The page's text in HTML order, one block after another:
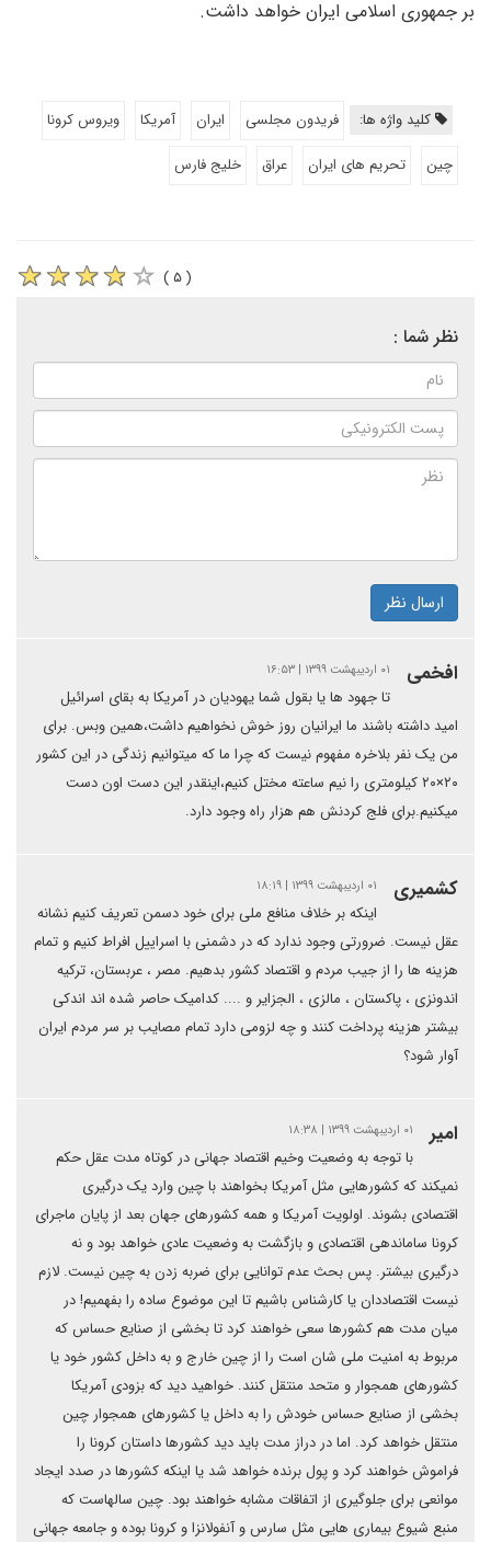
بر جمهوری اسلامی ایران خواهد داشت.
کلید واژه ها: فریدون مجلسی ایران آمریکا
ویروس کرونا
چین
تحریم های ایران عراق خلیج فارس
( ۵ )
نظر شما :
ارسال نظر
افخمی ۰۱ اردیبهشت ۱۳۹۹ | ۱۶:۵۳
تا جهود ها یا بقول شما یهودیان در آمریکا به بقای اسرائیل
امید داشته باشند ما ایرانیان روز خوش نخواهیم داشت،همین وبس. برای
من یک نفر بلاخره مفهوم نیست که چرا ما که میتوانیم زندگی در این کشور
۲۰×۲۰ کیلومتری را نیم ساعته مختل کنیم،اینقدر این دست اون دست
میکنیم.برای فلج کردنش هم هزار راه وجود دارد.
کشمیری ۰۱ اردیبهشت ۱۳۹۹ | ۱۸:۱۹
اینکه بر خلاف منافع ملی برای خود دسمن تعریف کنیم نشانه
عقل نیست. ضرورتی وجود ندارد که در دشمنی با اسراییل افراط کنیم و تمام
هزینه ها را از جیب مردم و اقتصاد کشور بدهیم. مصر ، عربستان، ترکیه
اندونزی ، پاکستان ، مالزی ، الجزایر و .... کدامیک حاصر شده اند اندکی
بیشتر هزینه پرداخت کنند و چه لزومی دارد تمام مصایب بر سر مردم ایران
آوار شود؟
امیر ۰۱ اردیبهشت ۱۳۹۹ | ۱۸:۳۸
با توجه به وضعیت وخیم اقتصاد جهانی در کوتاه مدت عقل حکم
نمیکند که کشورهایی مثل آمریکا بخواهند با چین وارد یک درگیری
اقتصادی بشوند. اولویت آمریکا و همه کشورهای جهان بعد از پایان ماجرای
کرونا ساماندهی اقتصادی و بازگشت به وضعیت عادی خواهد بود و نه
درگیری بیشتر. پس بحث عدم توانایی برای ضربه زدن به چین نیست. لازم
نیست اقتصاددان یا کارشناس باشیم تا این موضوع ساده را بفهمیم! در
میان مدت هم کشورها سعی خواهند کرد تا بخشی از صنایع حساس که
مربوط به امنیت ملی شان است را از چین خارج و به داخل کشور خود یا
کشورهای همجوار و متحد منتقل کنند. خواهید دید که بزودی آمریکا
بخشی از صنایع حساس خودش را به داخل یا کشورهای همجوار چین
منتقل خواهد کرد. اما در دراز مدت باید دید کشورها داستان کرونا را
فراموش خواهند کرد و پول برنده خواهد شد یا اینکه کشورها در صدد ایجاد
موانعی برای جلوگیری از اتفاقات مشابه خواهند بود. چین سالهاست که
منبع شیوع بیماری هایی مثل سارس و آنفولانزا و کرونا بوده و جامعه جهانی